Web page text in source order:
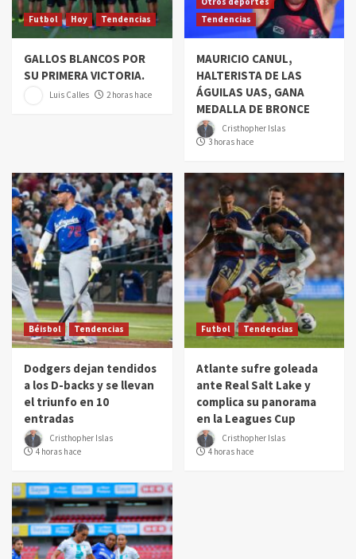
Futbol Hoy Tendencias
GALLOS BLANCOS POR
SU PRIMERA VICTORIA.
Luis Calles 2 horas hace
Tendencias
MAURICIO CANUL,
HALTERISTA DE LAS
ÁGUILAS UAS, GANA
MEDALLA DE BRONCE
Cristhopher Islas
3 horas hace
Béisbol Tendencias
Dodgers dejan tendidos
a los D-backs y se llevan
el triunfo en 10
entradas
Cristhopher Islas
4 horas hace
Futbol Tendencias
Atlante sufre goleada
ante Real Salt Lake y
complica su panorama
en la Leagues Cup
Cristhopher Islas
4 horas hace